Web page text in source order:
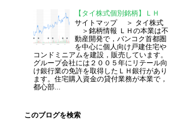
【タイ株式個別銘柄】ＬＨ
サイトマップ ＞ タイ株式
＞銘柄情報 ＬＨの本業は不
動産開発で，バンコク首都圏
を中心に個人向け戸建住宅や
コンドミニアムを建設，販売しています。
グループ会社には２００５年にリテール向
け銀行業の免許を取得したＬＨ銀行があり
ます。住宅購入資金の貸付業務が本業で，
都心部...
このブログを検索